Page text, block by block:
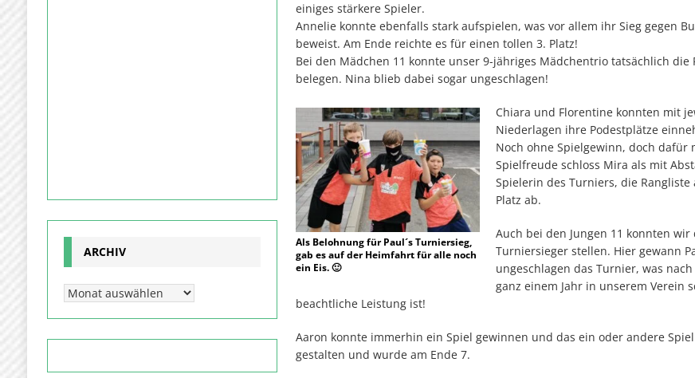
einiges stärkere Spieler.
Annelie konnte ebenfalls stark aufspielen, was vor allem ihr Sieg gegen
beweist. Am Ende reichte es für einen tollen 3. Platz!
Bei den Mädchen 11 konnte unser 9-jähriges Mädchentrio tatsächlich die
belegen. Nina blieb dabei sogar ungeschlagen!
Als Belohnung für Paul´s Turniersieg,
gab es auf der Heimfahrt für alle noch
ein Eis. 🙂
Chiara und Florentine konnten mit
Niederlagen ihre Podestplätze
Noch ohne Spielgewinn, doch dafür
Spielfreude schloss Mira als mit
Spielerin des Turniers, die Rangliste
Platz ab.
Auch bei den Jungen 11 konnten wir
Turniersieger stellen. Hier gewann
ungeschlagen das Turnier, was
ganz einem Jahr in unserem Verein
beachtliche Leistung ist!
Aaron konnte immerhin ein Spiel gewinnen und das ein oder andere
gestalten und wurde am Ende 7.
ARCHIV